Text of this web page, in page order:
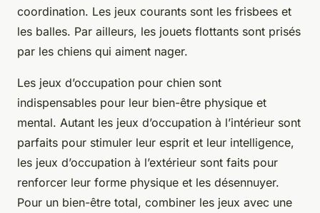
coordination. Les jeux courants sont les frisbees et
les balles. Par ailleurs, les jouets flottants sont prisés
par les chiens qui aiment nager.
Les jeux d’occupation pour chien sont
indispensables pour leur bien-être physique et
mental. Autant les jeux d’occupation à l’intérieur sont
parfaits pour stimuler leur esprit et leur intelligence,
les jeux d’occupation à l’extérieur sont faits pour
renforcer leur forme physique et les désennuyer.
Pour un bien-être total, combiner les jeux avec une